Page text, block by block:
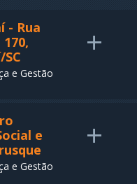
- Rua
e Gestão
+
e
e Gestão
+